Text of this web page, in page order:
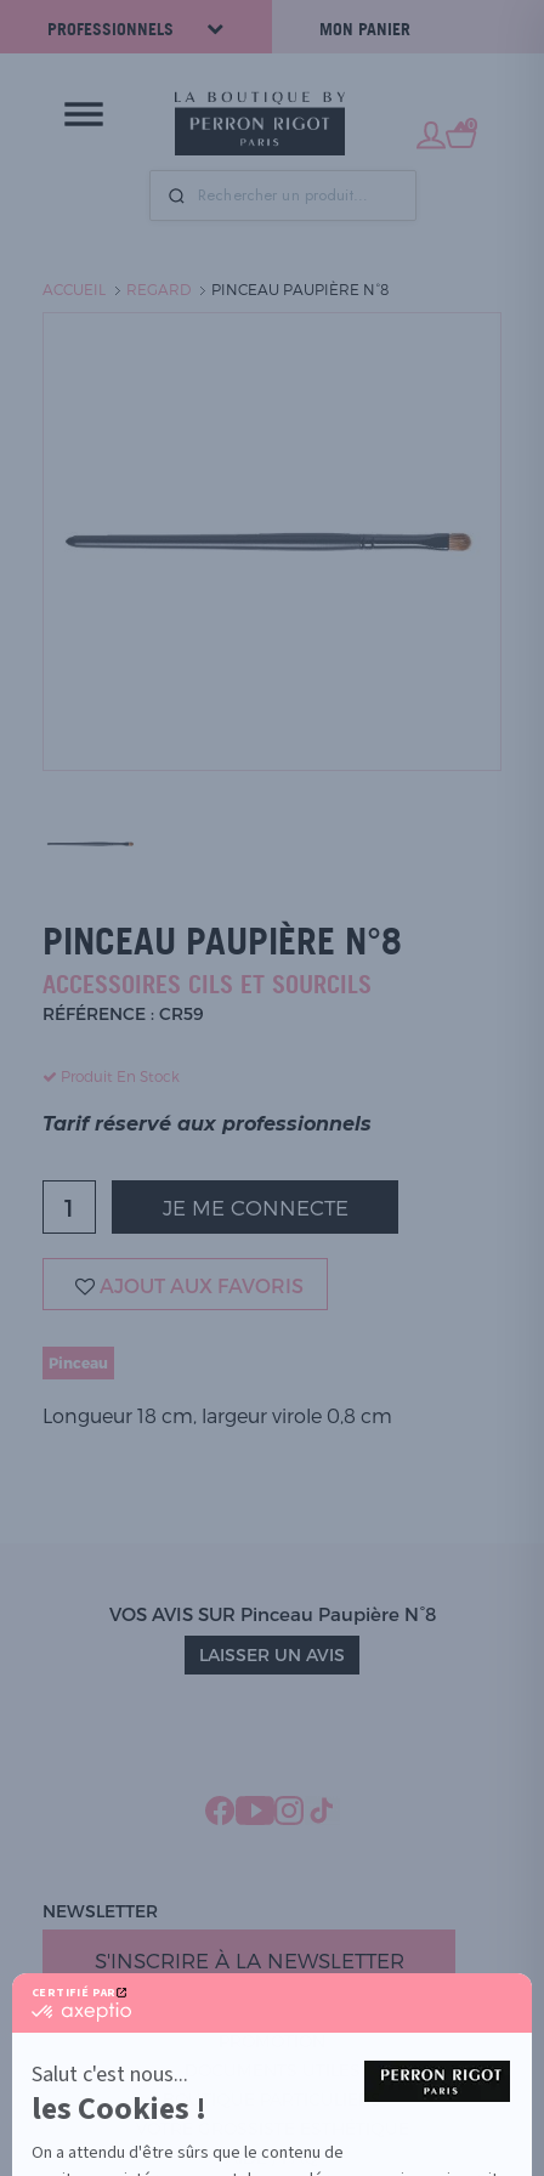
CERTIFIÉ PAR
certifié
En
savoir
plus
sur
Axeptio
Salut c'est nous...
les Cookies !
On a attendu d'être sûrs que le contenu de
PROFESSIONNELS MON PANIER
0
ACCUEIL REGARD PINCEAU PAUPIÈRE N°8
PINCEAU PAUPIÈRE N°8
ACCESSOIRES CILS ET SOURCILS
RÉFÉRENCE : CR59
Produit En Stock
Tarif réservé aux professionnels
JE ME CONNECTE
AJOUT AUX FAVORIS
Pinceau
Longueur 18 cm, largeur virole 0,8 cm
VOS AVIS SUR Pinceau Paupière N°8
LAISSER UN AVIS
NEWSLETTER
S'INSCRIRE À LA NEWSLETTER
BOUTIQUE PARTICULIERS
AIDE / FAQ